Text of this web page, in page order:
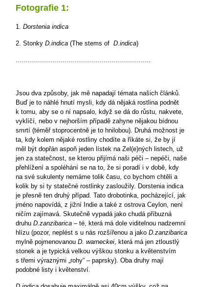
Fotografie 1:
1. Dorstenia indica
2. Stonky D.indica (The stems of D.indica)
.....................................................................
Jsou dva způsoby, jak mě napadají témata našich článků.
Buď je to náhlé hnutí mysli, kdy dá nějaká rostlina podnět
k tomu, aby se o ní napsalo, když se dá do růstu, nakvete,
vyklíčí, nebo v nejhorším případě zahyne nějakou bídnou
smrtí (téměř stoprocentně je to hnilobou). Druhá možnost je
ta, kdy kolem nějaké rostliny chodíte a říkáte si, že by jí
měl být dopřán aspoň jeden lístek na Zel(e)ných listech, už
jen za statečnost, se kterou přijímá naši péči – nepéči, naše
přehlížení a spoléhání se na to, že si poradí i v době, kdy
na své sukulenty nemáme tolik času, co bychom chtěli a
kolik by si ty statečné rostlinky zasloužily. Dorstenia indica
je přesně ten druhý případ. Tato drobotinka, pocházející, jak
jméno napovídá, z jižní Indie a také z ostrova Ceylon, není
ničím zajímavá. Skutečně vypadá jako chudá příbuzná
druhu D.zanzibarica – té, která má dole viditelnou nadzemní
hlízu (pozor, neplést s u nás rozšířenou a jako D.zanzibarica
mylně pojmenovanou D. warneckei, která má jen ztloustlý
stonek a je typická velkou výškou stonku a květenstvím
s třemi výraznými „rohy“ – paprsky). Oba druhy mají
podobné listy i květenství.